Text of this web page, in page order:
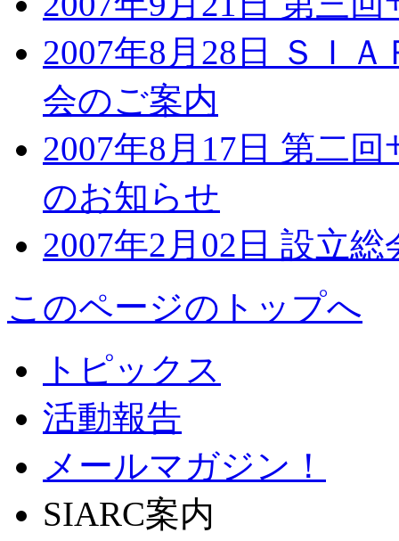
2007年8月28日 ＳＩ
会のご案内
2007年8月17日 第二
のお知らせ
2007年2月02日 設立
このページのトップへ
トピックス
活動報告
メールマガジン！
SIARC案内